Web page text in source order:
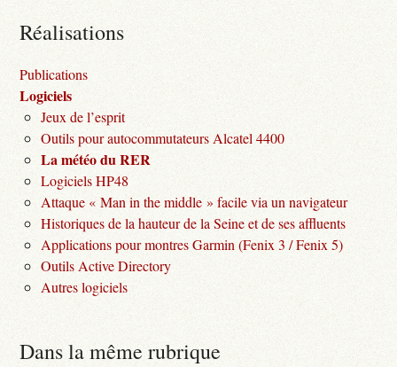
Réalisations
Publications
Logiciels
Jeux de l’esprit
Outils pour autocommutateurs Alcatel 4400
La météo du RER
Logiciels HP48
Attaque « Man in the middle » facile via un navigateur
Historiques de la hauteur de la Seine et de ses affluents
Applications pour montres Garmin (Fenix 3 / Fenix 5)
Outils Active Directory
Autres logiciels
Dans la même rubrique